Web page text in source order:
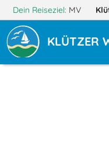
Dein Reiseziel: MV
KLÜTZER